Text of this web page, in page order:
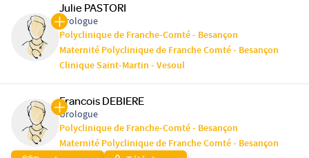
Julie PASTORI
Urologue
Polyclinique de Franche-Comté - Besançon
Maternité Polyclinique de Franche Comté - Besançon
Clinique Saint-Martin - Vesoul
Francois DEBIERE
Urologue
Polyclinique de Franche-Comté - Besançon
Maternité Polyclinique de Franche Comté - Besançon